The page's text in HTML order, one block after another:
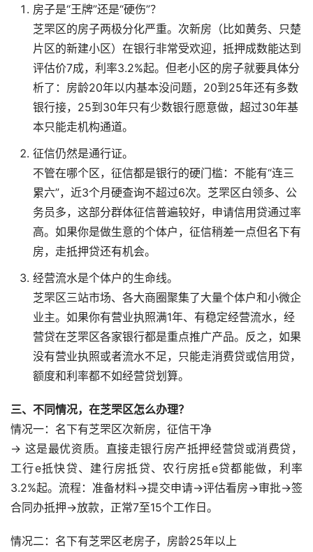
房子是“王牌”还是“硬伤”？
芝罘区的房子两极分化严重。次新房（比如黄务、只楚
片区的新建小区）在银行非常受欢迎，抵押成数能达到
评估价7成，利率3.2%起。但老小区的房子就要具体分
析了：房龄20年以内基本没问题，20到25年还有多数
银行接，25到30年只有少数银行愿意做，超过30年基
本只能走机构通道。
征信仍然是通行证。
不管在哪个区，征信都是银行的硬门槛：不能有“连三
累六”，近3个月硬查询不超过6次。芝罘区白领多、公
务员多，这部分群体征信普遍较好，申请信用贷通过率
高。如果你是做生意的个体户，征信稍差一点但名下有
房，走抵押贷还有机会。
经营流水是个体户的生命线。
芝罘区三站市场、各大商圈聚集了大量个体户和小微企
业主。如果你有营业执照满1年、有稳定经营流水，经
营贷在芝罘区各家银行都是重点推广产品。反之，如果
没有营业执照或者流水不足，只能走消费贷或信用贷，
额度和利率都不如经营贷划算。
三、不同情况，在芝罘区怎么办理？
情况一：名下有芝罘区次新房，征信干净
→ 这是最优资质。直接走银行房产抵押经营贷或消费贷，
工行e抵快贷、建行房抵贷、农行房抵e贷都能做，利率
3.2%起。流程：准备材料→提交申请→评估看房→审批→签
合同办抵押→放款，正常7至15个工作日。
情况二：名下有芝罘区老房子，房龄25年以上